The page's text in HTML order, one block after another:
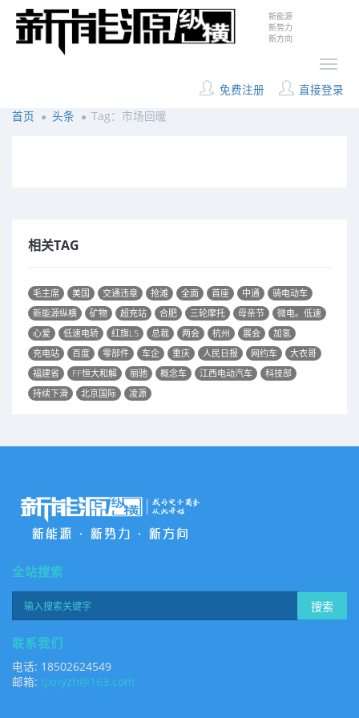
新能源
新势力
新方向
免费注册
直接登录
首页
头条 Tag：市场回暖
相关TAG
毛主席 美国 交通违章 抢滩 全面 首座 中通
骑电动车
新能源纵横
矿物 超充站 合肥 三轮摩托 母亲节
微电。低速
心爱
低速电轿 红旗L5 总裁 两会 杭州 展会
加氢
充电站
百度 零部件 车企 重庆 人民日报 网约车
大衣哥
福建省
FF恒大和解 丽驰 概念车 江西电动汽车
科技部
持续下滑
北京国际 凌源
全站搜索
搜索
联系我们
电话: 18502624549
邮箱: tjxnyzh@163.com